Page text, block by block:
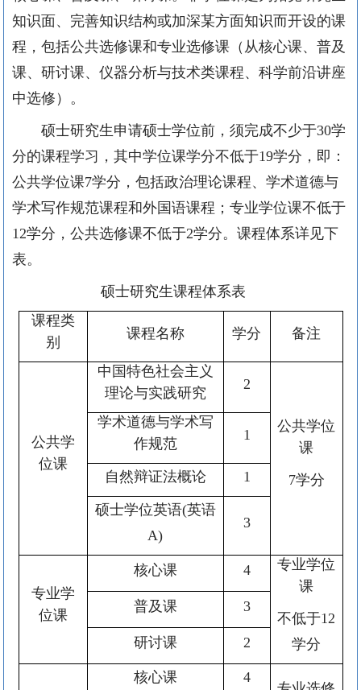
知识面、完善知识结构或加深某方面知识而开设的课
程，包括公共选修课和专业选修课（从核心课、普及
课、研讨课、仪器分析与技术类课程、科学前沿讲座
中选修）。
硕士研究生申请硕士学位前，须完成不少于30学
分的课程学习，其中学位课学分不低于19学分，即：
公共学位课7学分，包括政治理论课程、学术道德与
学术写作规范课程和外国语课程；专业学位课不低于
12学分，公共选修课不低于2学分。课程体系详见下
表。
硕士研究生课程体系表
课程类
别
课程名称 学分 备注
公共学
位课
中国特色社会主义
理论与实践研究
2
公共学位
课
7学分
学术道德与学术写
作规范
1
自然辩证法概论 1
硕士学位英语(英语
A)
3
专业学
位课
核心课 4
专业学位
课
不低于12
学分
普及课 3
研讨课 2
核心课 4